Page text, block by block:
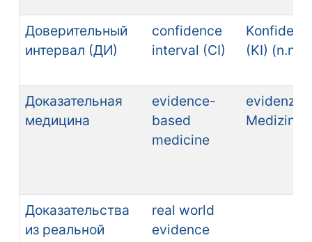
Доверительный
интервал (ДИ)
confidence
interval (CI)
(KI) (n.n.)
Доказательная
медицина
evidence-
based
medicine
Medizin
Доказательства
из реальной
real world
evidence